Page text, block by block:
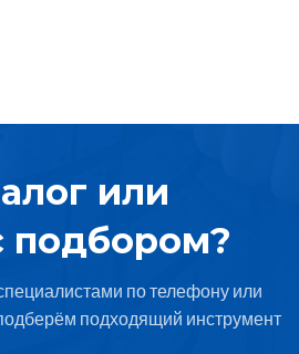
или
подбором?
по телефону или
подходящий инструмент